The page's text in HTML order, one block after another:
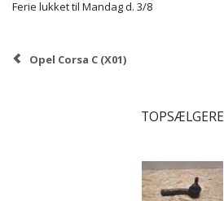
Ferie lukket til Mandag d. 3/8
Opel Corsa C (X01)
TOPSÆLGERE